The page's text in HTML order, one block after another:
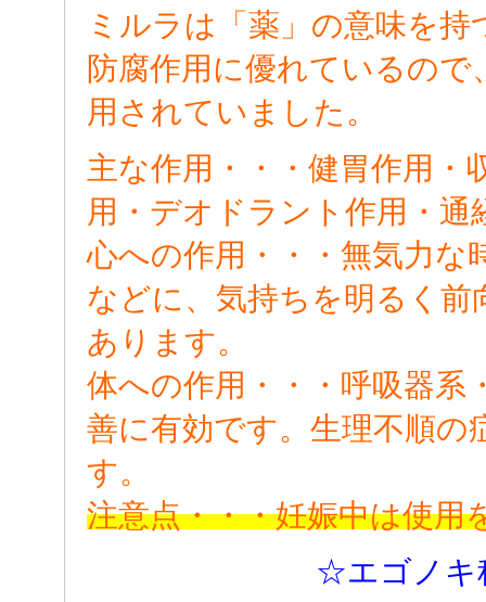
ミルラは「薬」の意味を持
防腐作用に優れているので
用されていました。
主な作用・・・健胃作用・
用・デオドラント作用・通
心への作用・・・無気力な
などに、気持ちを明るく
あります。
体への作用・・・呼吸器系
善に有効です。生理不順の
す。
注意点・・・妊娠中は使用
☆エゴノ